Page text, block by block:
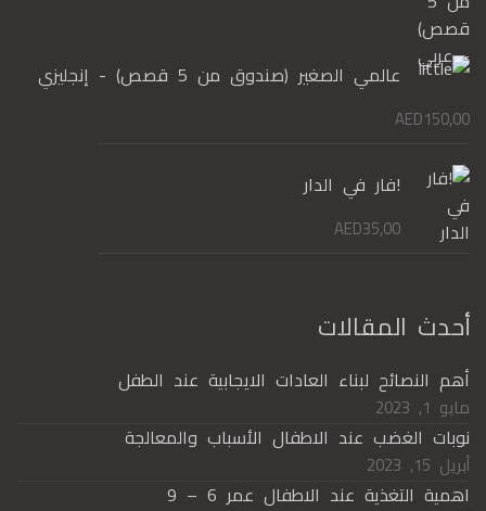
عالمي الصغير (صندوق من 5 قصص) - إنجليزي
AED150,00
!فار في الدار
AED35,00
أحدث المقالات
أهم النصائح لبناء العادات الايجابية عند الطفل
مايو 1, 2023
نوبات الغضب عند الاطفال الأسباب والمعالجة
أبريل 15, 2023
اهمية التغذية عند الاطفال عمر 6 – 9